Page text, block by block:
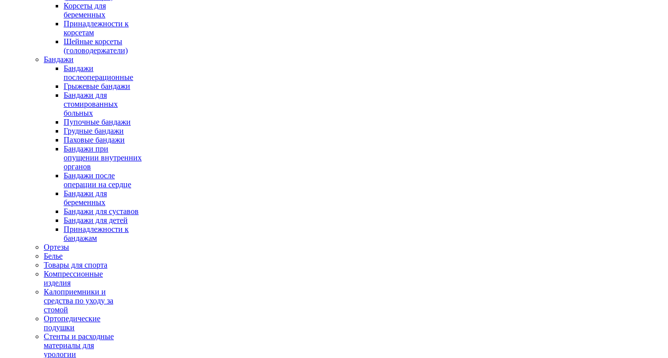
Корсеты для
беременных
Принадлежности к
корсетам
Шейные корсеты
(головодержатели)
Бандажи
Бандажи
послеоперационные
Грыжевые бандажи
Бандажи для
стомированных
больных
Пупочные бандажи
Грудные бандажи
Паховые бандажи
Бандажи при
опущении внутренних
органов
Бандажи после
операции на сердце
Бандажи для
беременных
Бандажи для суставов
Бандажи для детей
Принадлежности к
бандажам
Ортезы
Белье
Товары для спорта
Компрессионные
изделия
Калоприемники и
средства по уходу за
стомой
Ортопедические
подушки
Стенты и расходные
материалы для
урологии